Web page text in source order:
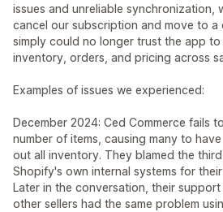
issues and unreliable synchronization,
cancel our subscription and move to a
simply could no longer trust the app
inventory, orders, and pricing across
Examples of issues we experienced:
December 2024: Ced Commerce fails
number of items, causing many to
out all inventory. They blamed the
Shopify's own internal systems for
Later in the conversation, their
other sellers had the same problem